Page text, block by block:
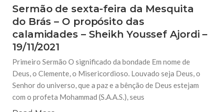
Sermão de sexta-feira da Mesquita
do Brás – O propósito das
calamidades – Sheikh Youssef Ajordi –
19/11/2021
Primeiro Sermão O significado da bondade Em nome de
Deus, o Clemente, o Misericordioso. Louvado seja Deus, o
Senhor do universo, que a paz e a bênção de Deus estejam
com o profeta Mohammad (S.A.A.S.), seus